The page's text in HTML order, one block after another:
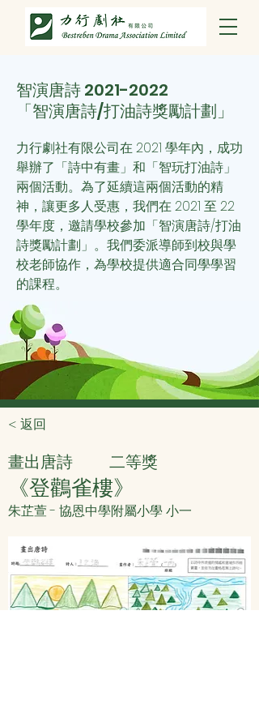
智演唐詩2021-2022
「智演唐詩/打油詩獎勵計劃」
力行劇社有限公司在 2021 學年內，成功
舉辦了「詩中有畫」和「智玩打油詩」
兩個活動。為了延續這兩個活動的精
神，讓更多人受惠，我們在 2021 至 22
學年度，邀請學校參加「智演唐詩/打油
詩獎勵計劃」。我們委派導師到校與學
校老師協作，為學校提供適合同學學習
的課程。
< 返回
畫出唐詩 二等獎
《登鸛雀樓》
朱芷萱 - 協恩中學附屬小學 小一